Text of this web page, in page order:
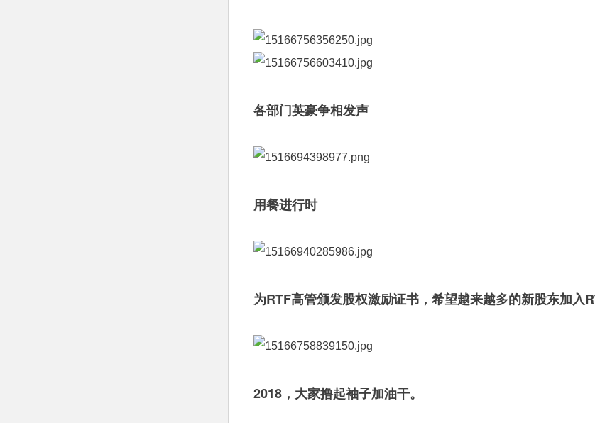
各部门英豪争相发声
用餐进行时
为RTF高管颁发股权激励证书，希望越来越多的新股东加入
2018，大家撸起袖子加油干。